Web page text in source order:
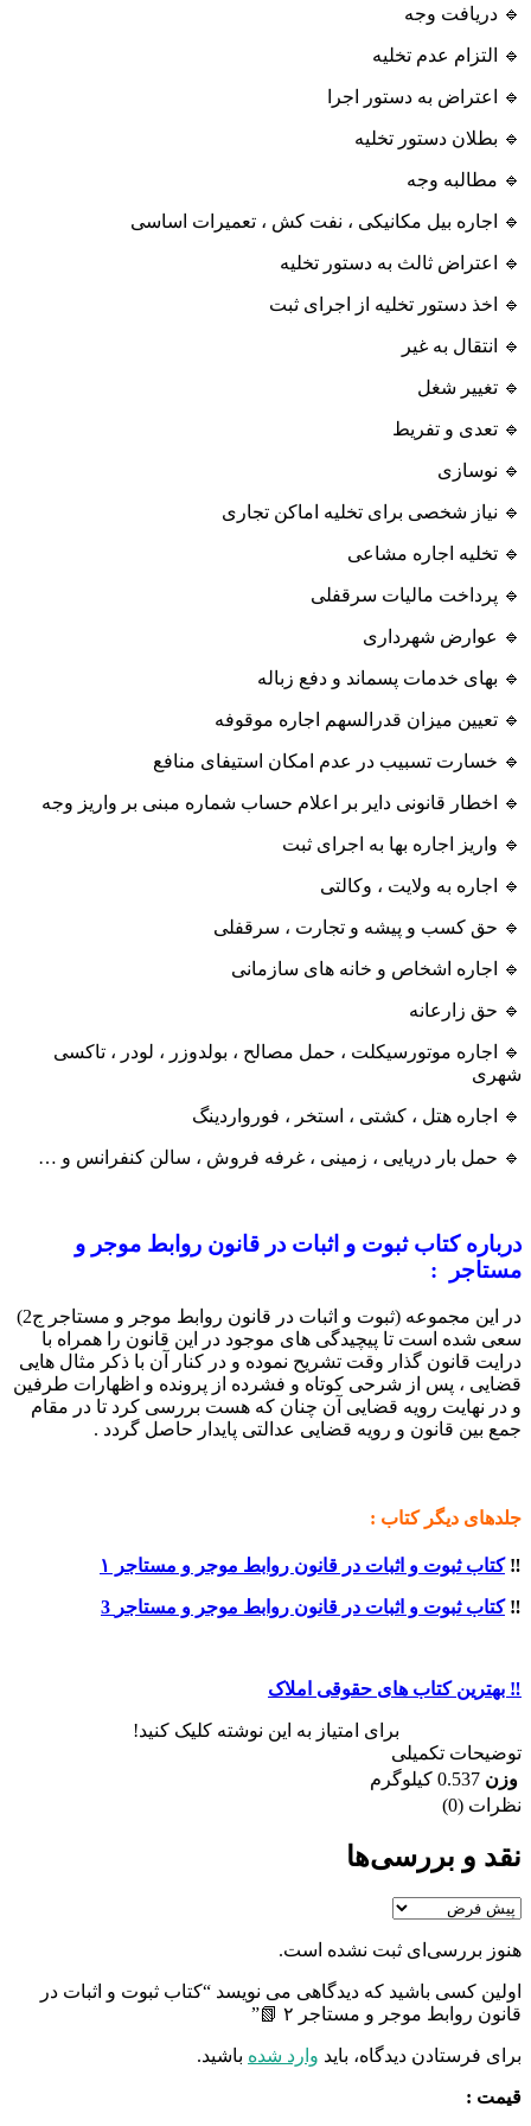
🔹 دریافت وجه
🔹 التزام عدم تخلیه
🔹 اعتراض به دستور اجرا
🔹 بطلان دستور تخلیه
🔹 مطالبه وجه
🔹 اجاره بیل مکانیکی ، نفت کش ، تعمیرات اساسی
🔹 اعتراض ثالث به دستور تخلیه
🔹 اخذ دستور تخلیه از اجرای ثبت
🔹 انتقال به غیر
🔹 تغییر شغل
🔹 تعدی و تفریط
🔹 نوسازی
🔹 نیاز شخصی برای تخلیه اماکن تجاری
🔹 تخلیه اجاره مشاعی
🔹 پرداخت مالیات سرقفلی
🔹 عوارض شهرداری
🔹 بهای خدمات پسماند و دفع زباله
🔹 تعیین میزان قدرالسهم اجاره موقوفه
🔹 خسارت تسبیب در عدم امکان استیفای منافع
🔹 اخطار قانونی دایر بر اعلام حساب شماره مبنی بر واریز وجه
🔹 واریز اجاره بها به اجرای ثبت
🔹 اجاره به ولایت ، وکالتی
🔹 حق کسب و پیشه و تجارت ، سرقفلی
🔹 اجاره اشخاص و خانه های سازمانی
🔹 حق زارعانه
🔹 اجاره موتورسیکلت ، حمل مصالح ، بولدوزر ، لودر ، تاکسی
شهری
🔹 اجاره هتل ، کشتی ، استخر ، فورواردینگ
🔹 حمل بار دریایی ، زمینی ، غرفه فروش ، سالن کنفرانس و …
درباره کتاب ثبوت و اثبات در قانون روابط موجر و
مستاجر :
در این مجموعه (ثبوت و اثبات در قانون روابط موجر و مستاجر ج2)
سعی شده است تا پیچیدگی های موجود در این قانون را همراه با
درایت قانون گذار وقت تشریح نموده و در کنار آن با ذکر مثال هایی
قضایی ، پس از شرحی کوتاه و فشرده از پرونده و اظهارات طرفین
و در نهایت رویه قضایی آن چنان که هست بررسی کرد تا در مقام
جمع بین قانون و رویه قضایی عدالتی پایدار حاصل گردد .
جلدهای دیگر کتاب :
‼️کتاب ثبوت و اثبات در قانون روابط موجر و مستاجر ۱
‼️کتاب ثبوت و اثبات در قانون روابط موجر و مستاجر 3
‼️ بهترین کتاب های حقوقی املاک
برای امتیاز به این نوشته کلیک کنید!
توضیحات تکمیلی
وزن 0.537 کیلوگرم
نظرات (0)
نقد و بررسی‌ها
هنوز بررسی‌ای ثبت نشده است.
اولین کسی باشید که دیدگاهی می نویسد “کتاب ثبوت و اثبات در
قانون روابط موجر و مستاجر ۲ 📗”
برای فرستادن دیدگاه، باید وارد شده باشید.
قیمت :